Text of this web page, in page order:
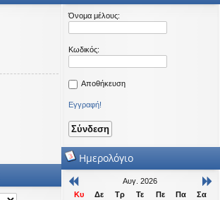
Όνομα μέλους:
Κωδικός:
Αποθήκευση
Εγγραφή!
Ημερολόγιο
Αυγ. 2026
Κυ
Δε Τρ Τε Πε Πα
Σα